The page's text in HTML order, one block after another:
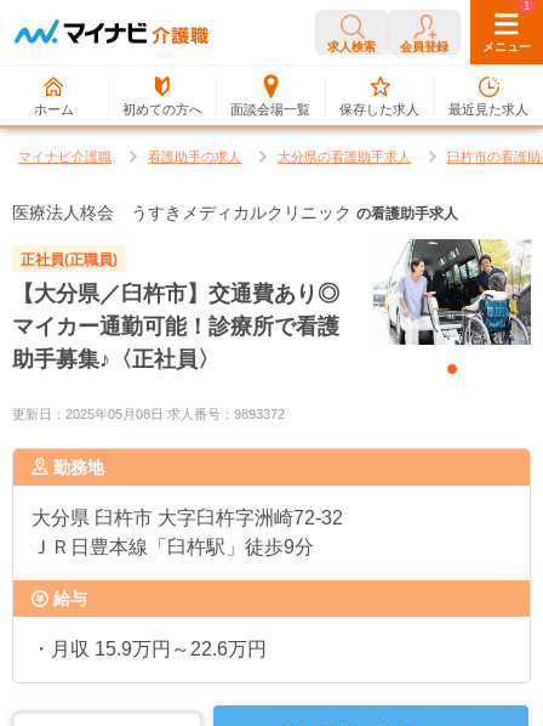
求人検索 会員登録 メニュー
ホーム 初めての方へ 面談会場一覧
0
保存した求人
1
最近見た求人
マイナビ介護職 看護助手の求人 大分県の看護助手求人 臼杵市の看護
医療法人柊会 うすきメディカルクリニック の看護助手求人
正社員(正職員)
【大分県／臼杵市】交通費あり◎
マイカー通勤可能！診療所で看護
助手募集♪〈正社員〉
更新日：2025年05月08日 求人番号：9893372
勤務地
大分県 臼杵市 大字臼杵字洲崎72-32
ＪＲ日豊本線「臼杵駅」徒歩9分
給与
・月収 15.9万円～22.6万円